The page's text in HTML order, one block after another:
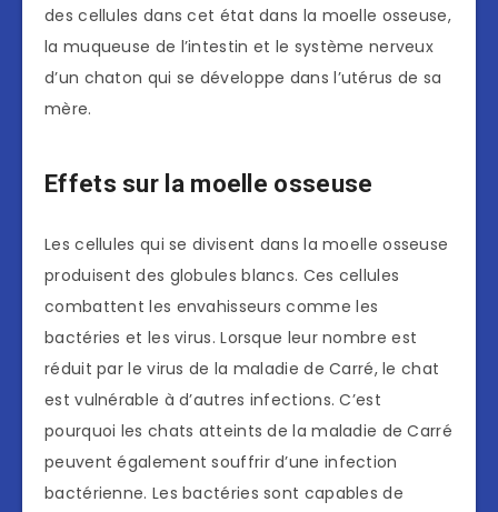
des cellules dans cet état dans la moelle osseuse,
la muqueuse de l’intestin et le système nerveux
d’un chaton qui se développe dans l’utérus de sa
mère.
Effets sur la moelle osseuse
Les cellules qui se divisent dans la moelle osseuse
produisent des globules blancs. Ces cellules
combattent les envahisseurs comme les
bactéries et les virus. Lorsque leur nombre est
réduit par le virus de la maladie de Carré, le chat
est vulnérable à d’autres infections. C’est
pourquoi les chats atteints de la maladie de Carré
peuvent également souffrir d’une infection
bactérienne. Les bactéries sont capables de